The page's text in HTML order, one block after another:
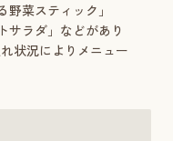
野菜スティック」
サラダ」などがあり
状況によりメニュー